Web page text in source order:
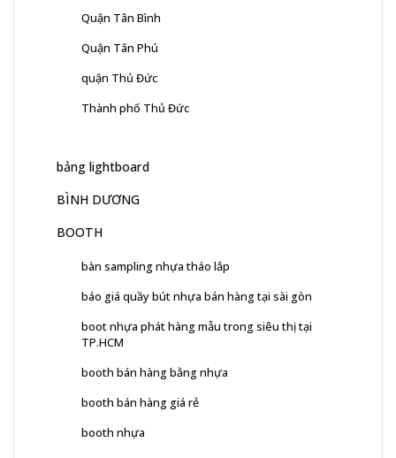
Quận Tân Bình
Quận Tân Phú
quận Thủ Đức
Thành phố Thủ Đức
bảng lightboard
BÌNH DƯƠNG
BOOTH
bàn sampling nhựa tháo lắp
báo giá quầy bút nhựa bán hàng tại sài gòn
boot nhựa phát hàng mẫu trong siêu thị tại
TP.HCM
booth bán hàng bằng nhựa
booth bán hàng giá rẻ
booth nhựa